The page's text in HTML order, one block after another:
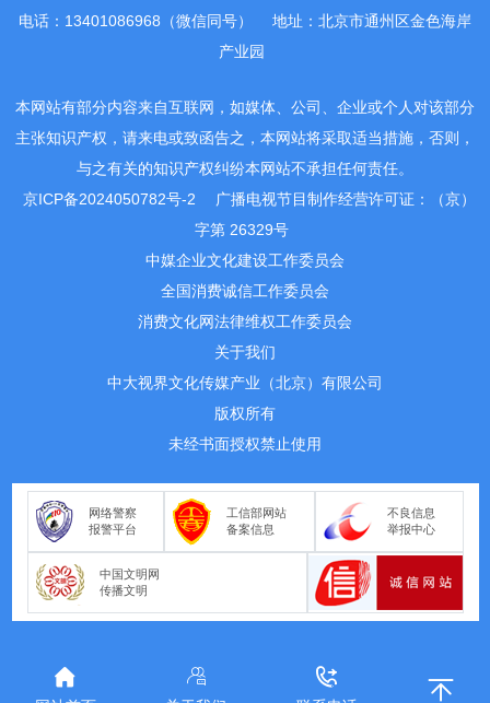
电话：13401086968（微信同号）
地址：北京市通州区金色海岸
产业园
本网站有部分内容来自互联网，如媒体、公司、企业或个人对该部分
主张知识产权，请来电或致函告之，本网站将采取适当措施，否则，
与之有关的知识产权纠纷本网站不承担任何责任。
京ICP备2024050782号-2
广播电视节目制作经营许可证：（京）
字第 26329号
中媒企业文化建设工作委员会
全国消费诚信工作委员会
消费文化网法律维权工作委员会
关于我们
中大视界文化传媒产业（北京）有限公司
版权所有
未经书面授权禁止使用
网络警察
报警平台
工信部网站
备案信息
不良信息
举报中心
中国文明网
传播文明